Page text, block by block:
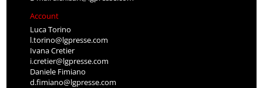
Account
Luca Torino
l.torino@lgpresse.com
Ivana Cretier
i.cretier@lgpresse.com
Daniele Fimiano
d.fimiano@lgpresse.com